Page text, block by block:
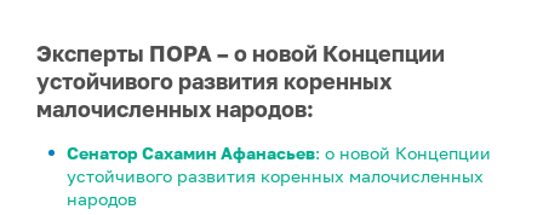
Эксперты ПОРА – о новой Концепции
устойчивого развития коренных
малочисленных народов:
Сенатор Сахамин Афанасьев: о новой Концепции
устойчивого развития коренных малочисленных
народов